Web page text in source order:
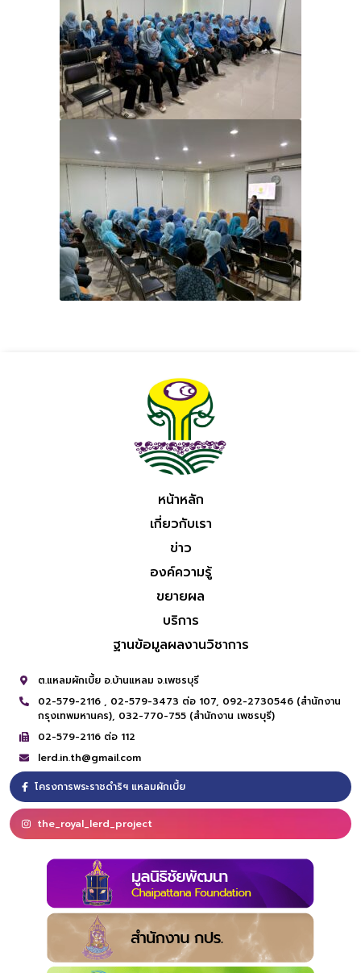
หน้าหลัก
เกี่ยวกับเรา
ข่าว
องค์ความรู้
ขยายผล
บริการ
ฐานข้อมูลผลงานวิชาการ
ต.แหลมผักเบี้ย อ.บ้านแหลม จ.เพชรบุรี
02-579-2116 , 02-579-3473 ต่อ 107, 092-2730546 (สำนักงาน
กรุงเทพมหานคร), 032-770-755 (สำนักงาน เพชรบุรี)
02-579-2116 ต่อ 112
lerd.in.th@gmail.com
โครงการพระราชดำริฯ แหลมผักเบี้ย
the_royal_lerd_project